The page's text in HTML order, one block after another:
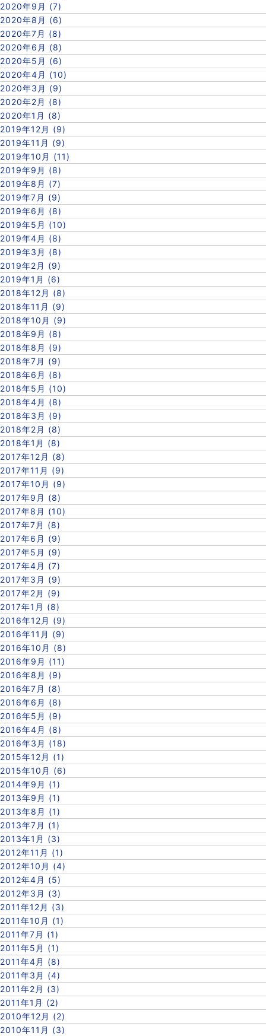
2020年9月 (7)
2020年8月 (6)
2020年7月 (8)
2020年6月 (8)
2020年5月 (6)
2020年4月 (10)
2020年3月 (9)
2020年2月 (8)
2020年1月 (8)
2019年12月 (9)
2019年11月 (9)
2019年10月 (11)
2019年9月 (8)
2019年8月 (7)
2019年7月 (9)
2019年6月 (8)
2019年5月 (10)
2019年4月 (8)
2019年3月 (8)
2019年2月 (9)
2019年1月 (6)
2018年12月 (8)
2018年11月 (9)
2018年10月 (9)
2018年9月 (8)
2018年8月 (9)
2018年7月 (9)
2018年6月 (8)
2018年5月 (10)
2018年4月 (8)
2018年3月 (9)
2018年2月 (8)
2018年1月 (8)
2017年12月 (8)
2017年11月 (9)
2017年10月 (9)
2017年9月 (8)
2017年8月 (10)
2017年7月 (8)
2017年6月 (9)
2017年5月 (9)
2017年4月 (7)
2017年3月 (9)
2017年2月 (9)
2017年1月 (8)
2016年12月 (9)
2016年11月 (9)
2016年10月 (8)
2016年9月 (11)
2016年8月 (9)
2016年7月 (8)
2016年6月 (8)
2016年5月 (9)
2016年4月 (8)
2016年3月 (18)
2015年12月 (1)
2015年10月 (6)
2014年9月 (1)
2013年9月 (1)
2013年8月 (1)
2013年7月 (1)
2013年1月 (3)
2012年11月 (1)
2012年10月 (4)
2012年4月 (5)
2012年3月 (3)
2011年12月 (3)
2011年10月 (1)
2011年7月 (1)
2011年5月 (1)
2011年4月 (8)
2011年3月 (4)
2011年2月 (3)
2011年1月 (2)
2010年12月 (2)
2010年11月 (3)